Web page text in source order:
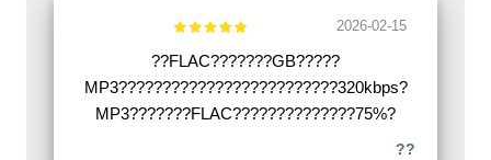
2026-02-15
??FLAC???????GB?????
MP3?????????????????????????320kbps?
MP3???????FLAC??????????????75%?
??